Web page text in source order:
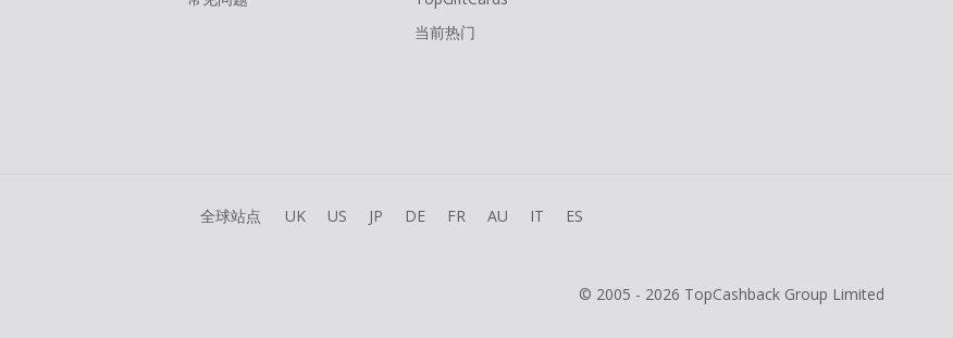
当前热门
全球站点 UK US JP DE FR AU IT ES
© 2005 - 2026 TopCashback Group Limited